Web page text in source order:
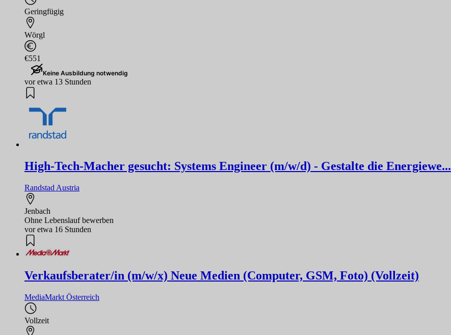
Geringfügig
Wörgl
€551
Keine Ausbildung notwendig
vor etwa 13 Stunden
High-Tech-Macher gesucht: Systems Engineer (m/w/d) - Gestalte die Energiewe...
Randstad Austria
Jenbach
Ohne Lebenslauf bewerben
vor etwa 16 Stunden
Verkaufsberater/in (m/w/x) Neue Medien (Computer, GSM, Foto) (Vollzeit)
MediaMarkt Österreich
Vollzeit